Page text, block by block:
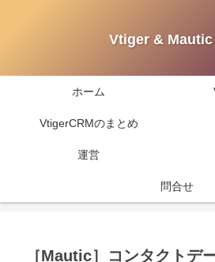
Vtiger & Mautic
ホーム
VtigerCRMのまとめ
運営
問合せ
［Mautic］コンタクトデ